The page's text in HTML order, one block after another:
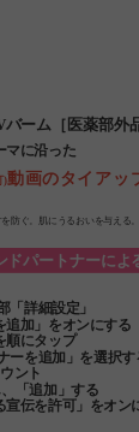
ーム［医薬部外
マに沿った
)動画のタイアッ
防ぐ。肌にうるおいを与える。
ドパートナーに
詳細設定」
加」をオンにする
順にタップ
ーを追加」を選択す
ント
「追加」する
宣伝を許可」をオン